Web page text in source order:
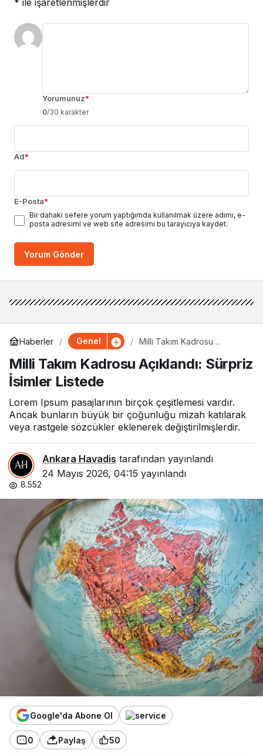
* ile işaretlenmişlerdir
Yorumunuz*
0/30 karakter
Ad*
E-Posta*
Bir dahaki sefere yorum yaptığımda kullanılmak üzere adımı, e-
posta adresimi ve web site adresimi bu tarayıcıya kaydet.
Yorum Gönder
Haberler Genel
Milli Takım Kadrosu
Listede
Milli Takım Kadrosu Açıklandı: Sürpriz
İsimler Listede
Lorem Ipsum pasajlarının birçok çeşitlemesi vardır.
Ancak bunların büyük bir çoğunluğu mizah katılarak
veya rastgele sözcükler eklenerek değiştirilmişlerdir.
Ankara Havadis tarafından yayınlandı
24 Mayıs 2026, 04:15 yayınlandı
8.552
Google'da Abone Ol
0 Paylaş 50